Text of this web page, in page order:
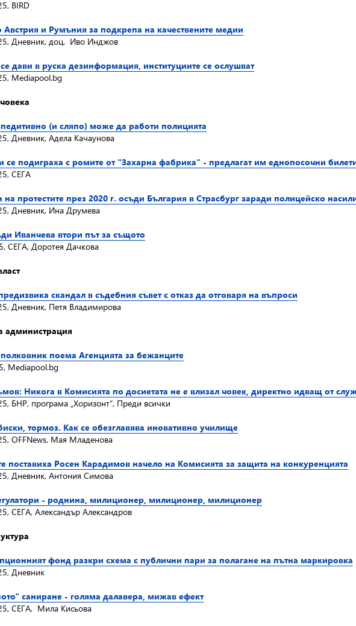
BIRD
Австрия и Румъния за подкрепа на качествените медии
Дневник, доц. Иво Инджов
дави в руска дезинформация, институциите се ослушват
Mediapool.bg
(и сляпо) може да работи полицията
Дневник, Адела Качаунова
се подиграха с ромите от "Захарна фабрика" - предлагат им еднопосочни
СЕГА
на протестите през 2020 г. осъди България в Страсбург заради полицейско
Дневник, Ина Друмева
Иванчева втори път за същото
СЕГА, Доротея Дачкова
скандал в съдебния съвет с отказ да отговаря на въпроси
Дневник, Петя Владимирова
администрация
поема Агенцията за бежанците
Mediapool.bg
Никога в Комисията по досиетата не е влизал човек, директно идващ от
БНР, програма „Хоризонт“, Преди всички
тормоз. Как се обезглавява иновативно училище
OFFNews, Мая Младенова
поставиха Росен Карадимов начело на Комисията за защита на конкуренцията
Дневник, Антония Симова
- роднина, милиционер, милиционер, милиционер
СЕГА, Александър Александров
фонд разкри схема с публични пари за полагане на пътна маркировка
Дневник
саниране - голяма далавера, мижав ефект
СЕГА, Мила Кисьова